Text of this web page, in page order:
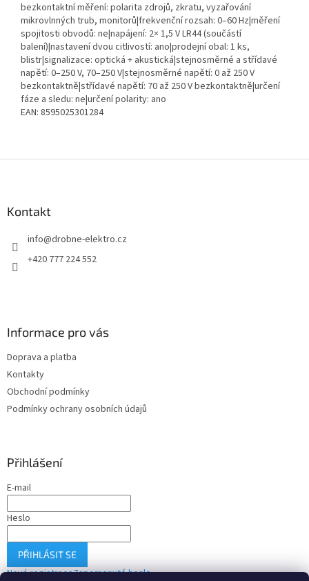
bezkontaktní měření: polarita zdrojů, zkratu, vyzařování
mikrovlnných trub, monitorů|frekvenční rozsah: 0–60 Hz|měření
spojitosti obvodů: ne|napájení: 2× 1,5 V LR44 (součástí
balení)|nastavení dvou citlivostí: ano|prodejní obal: 1 ks,
blistr|signalizace: optická + akustická|stejnosměrné a střídavé
napětí: 0–250 V, 70–250 V|stejnosměrné napětí: 0 až 250 V
bezkontaktně|střídavé napětí: 70 až 250 V bezkontaktně|určení
fáze a sledu: ne|určení polarity: ano
EAN: 8595025301284
Kontakt
info@drobne-elektro.cz
+420 777 224 552
Informace pro vás
Doprava a platba
Kontakty
Obchodní podmínky
Podmínky ochrany osobních údajů
Přihlášení
E-mail
Heslo
PŘIHLÁSIT SE
Nová registraceZapomenuté heslo